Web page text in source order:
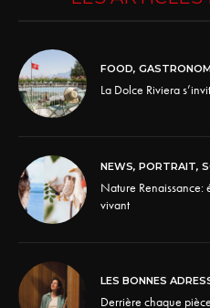
FOOD,
La Dolce Riviera
NEWS, PORTRAIT,
Nature Renaissance:
vivant
LES BONNES
Derrière chaque